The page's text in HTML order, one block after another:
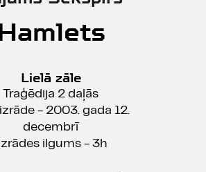
Lielā zāle
Traģēdija 2 daļās
- 2003. gada 12.
decembrī
ilgums - 3h